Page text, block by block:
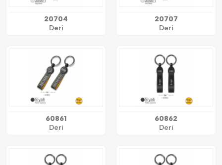
20704
Deri
20707
Deri
60861
Deri
60862
Deri